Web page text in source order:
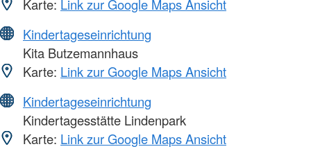
Karte: Link zur Google Maps Ansicht
Kindertageseinrichtung
Kita Butzemannhaus
Karte: Link zur Google Maps Ansicht
Kindertageseinrichtung
Kindertagesstätte Lindenpark
Karte: Link zur Google Maps Ansicht